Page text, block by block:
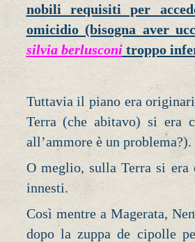
nobili requisiti per
omicidio (bisogna aver
silvia berlusconitroppo
Tuttavia il piano era
Terra (che abitavo) si era
all’ammore è un problema?).
O meglio, sulla Terra si
innesti.
Così mentre a Magerata,
dopo la zuppa de cipolle